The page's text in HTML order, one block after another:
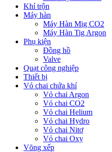
Khí trộn
Máy hàn
Máy Hàn Mig CO2
Máy Hàn Tig Argon
Phụ kiện
Đồng hồ
Valve
Quạt công nghiệp
Thiết bị
Vỏ chai chứa khí
Vỏ chai Argon
Vỏ chai CO2
Vỏ chai Helium
Vỏ chai Hydro
Vỏ chai Nitơ
Vỏ chai Oxy
Võng xếp